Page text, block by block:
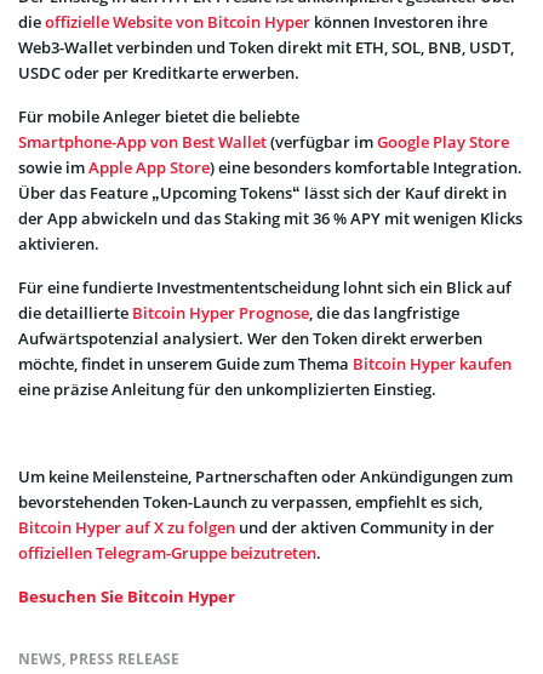
dieoffizielle Website von Bitcoin Hyper können Investoren ihre
Web3-Wallet verbinden und Token direkt mit ETH, SOL, BNB, USDT,
USDC oder per Kreditkarte erwerben.
Für mobile Anleger bietet die beliebte
Smartphone-App von Best Wallet(verfügbar imGoogle Play Store
sowie imApple App Store) eine besonders komfortable Integration.
Über das Feature „Upcoming Tokens“ lässt sich der Kauf direkt in
der App abwickeln und das Staking mit 36 % APY mit wenigen Klicks
aktivieren.
Für eine fundierte Investmententscheidung lohnt sich ein Blick auf
die detaillierte Bitcoin Hyper Prognose, die das langfristige
Aufwärtspotenzial analysiert. Wer den Token direkt erwerben
möchte, findet in unserem Guide zum Thema Bitcoin Hyper kaufen
eine präzise Anleitung für den unkomplizierten Einstieg.
Um keine Meilensteine, Partnerschaften oder Ankündigungen zum
bevorstehenden Token-Launch zu verpassen, empfiehlt es sich,
Bitcoin Hyper auf X zu folgen und der aktiven Community in der
offiziellen Telegram-Gruppe beizutreten.
Besuchen Sie Bitcoin Hyper
NEWS, PRESS RELEASE